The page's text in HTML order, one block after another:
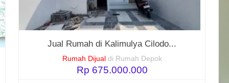
Jual Rumah di Kalimulya Cilodo...
Rumah Dijual di Rumah Depok
Rp 675.000.000